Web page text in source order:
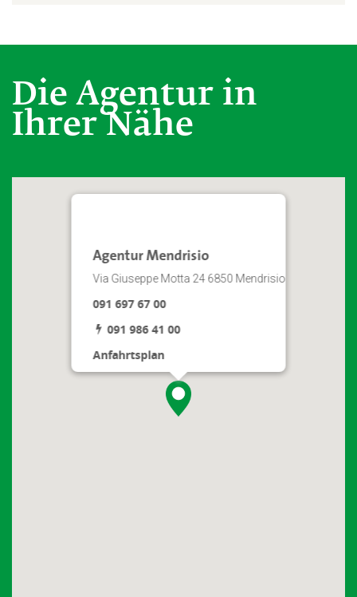
Die Agentur in
Ihrer Nähe
Agentur Mendrisio
Via Giuseppe Motta 24 6850 Mendrisio
091 697 67 00
091 986 41 00
Anfahrtsplan